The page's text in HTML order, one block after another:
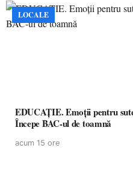
LOCALE
EDUCAȚIE. Emoții pentru
Începe BAC-ul de toamnă
acum 15 ore